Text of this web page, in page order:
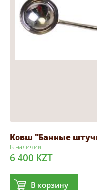
Ковш "Банные
В наличии
6 400 KZT
В корзину